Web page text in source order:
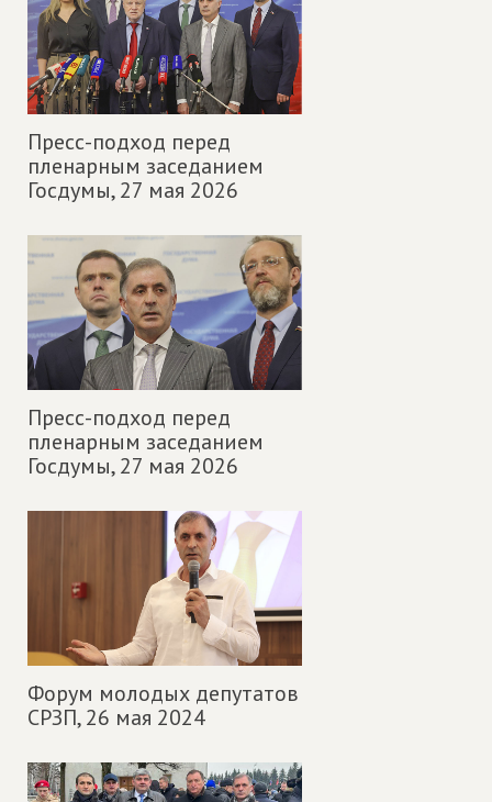
Пресс-подход перед
пленарным заседанием
Госдумы,27 мая 2026
Пресс-подход перед
пленарным заседанием
Госдумы,27 мая 2026
Форум молодых депутатов
СРЗП,26 мая 2024